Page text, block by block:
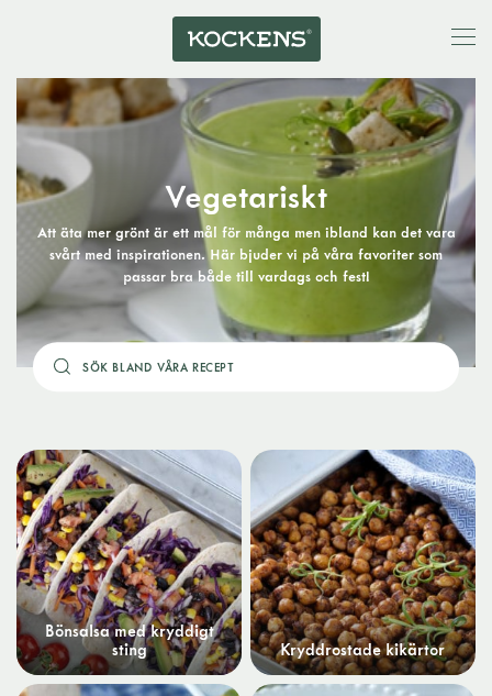
Vegetariskt
Att äta mer grönt är ett mål för många men ibland kan det vara
svårt med inspirationen. Här bjuder vi på våra favoriter som
passar bra både till vardags och fest!
Bönsalsa med kryddigt
sting
Kryddrostade kikärtor